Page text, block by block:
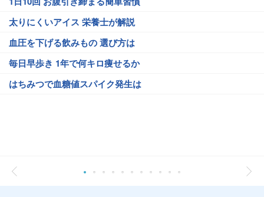
太りにくいアイス 栄養士が解説
血圧を下げる飲みもの 選び方は
毎日早歩き 1年で何キロ痩せるか
はちみつで血糖値スパイク発生は